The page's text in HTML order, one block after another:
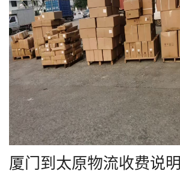
厦门到太原物流收费说明